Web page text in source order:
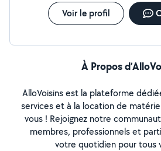
Voir le profil
À Propos
AlloVoisins est la plateforme
services et à la location de
vous ! Rejoignez notre
membres, professionnels et
votre quotidien pour tous